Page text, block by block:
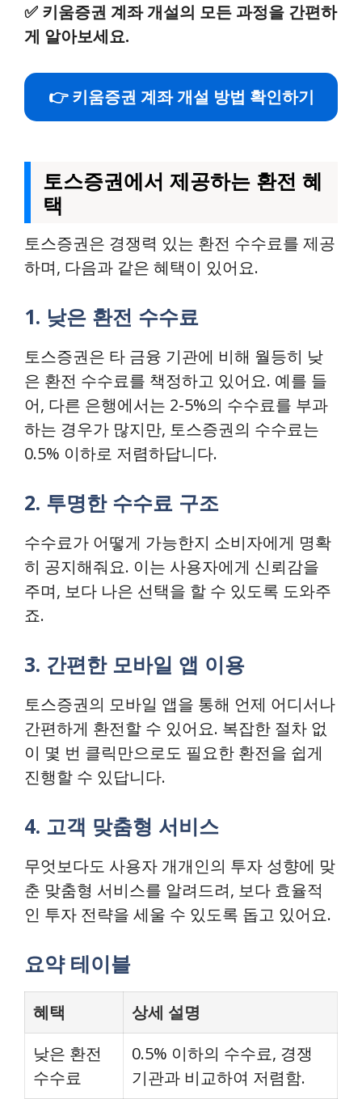
✅ 키움증권 계좌 개설의 모든 과정을 간편하
게 알아보세요.
👉 키움증권 계좌 개설 방법 확인하기
토스증권에서 제공하는 환전 혜
택
토스증권은 경쟁력 있는 환전 수수료를 제공
하며, 다음과 같은 혜택이 있어요.
1. 낮은 환전 수수료
토스증권은 타 금융 기관에 비해 월등히 낮
은 환전 수수료를 책정하고 있어요. 예를 들
어, 다른 은행에서는 2-5%의 수수료를 부과
하는 경우가 많지만, 토스증권의 수수료는
0.5% 이하로 저렴하답니다.
2. 투명한 수수료 구조
수수료가 어떻게 가능한지 소비자에게 명확
히 공지해줘요. 이는 사용자에게 신뢰감을
주며, 보다 나은 선택을 할 수 있도록 도와주
죠.
3. 간편한 모바일 앱 이용
토스증권의 모바일 앱을 통해 언제 어디서나
간편하게 환전할 수 있어요. 복잡한 절차 없
이 몇 번 클릭만으로도 필요한 환전을 쉽게
진행할 수 있답니다.
4. 고객 맞춤형 서비스
무엇보다도 사용자 개개인의 투자 성향에 맞
춘 맞춤형 서비스를 알려드려, 보다 효율적
인 투자 전략을 세울 수 있도록 돕고 있어요.
요약 테이블
혜택
상세 설명
낮은 환전
수수료
0.5% 이하의 수수료, 경쟁
기관과 비교하여 저렴함.